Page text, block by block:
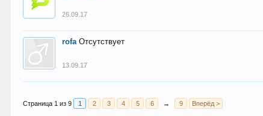
26.09.17
rofa Отсутствует
13.09.17
Страница 1 из 9 1 2 3 4 5 6 → 9 Вперёд >